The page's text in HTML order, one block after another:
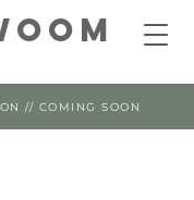
// COMING SOON